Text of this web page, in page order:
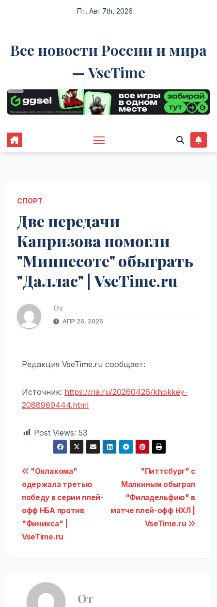
Пт. Авг 7th, 2026
Все новости России и мира
— VseTime
СПОРТ
Две передачи
Капризова помогли
"Миннесоте" обыграть
"Даллас" | VseTime.ru
От
АПР 26, 2026
Редакция VseTime.ru сообщает:
Источник: https://ria.ru/20260426/khokkey-
2088969444.html
Post Views: 53
Навигация
по
записям
"Питтсбург" с
Малкиным обыграл
"Филадельфию" в
матче плей-офф НХЛ |
VseTime.ru
"Оклахома"
одержала третью
победу в серии плей-
офф НБА против
"Финикса" |
VseTime.ru
От